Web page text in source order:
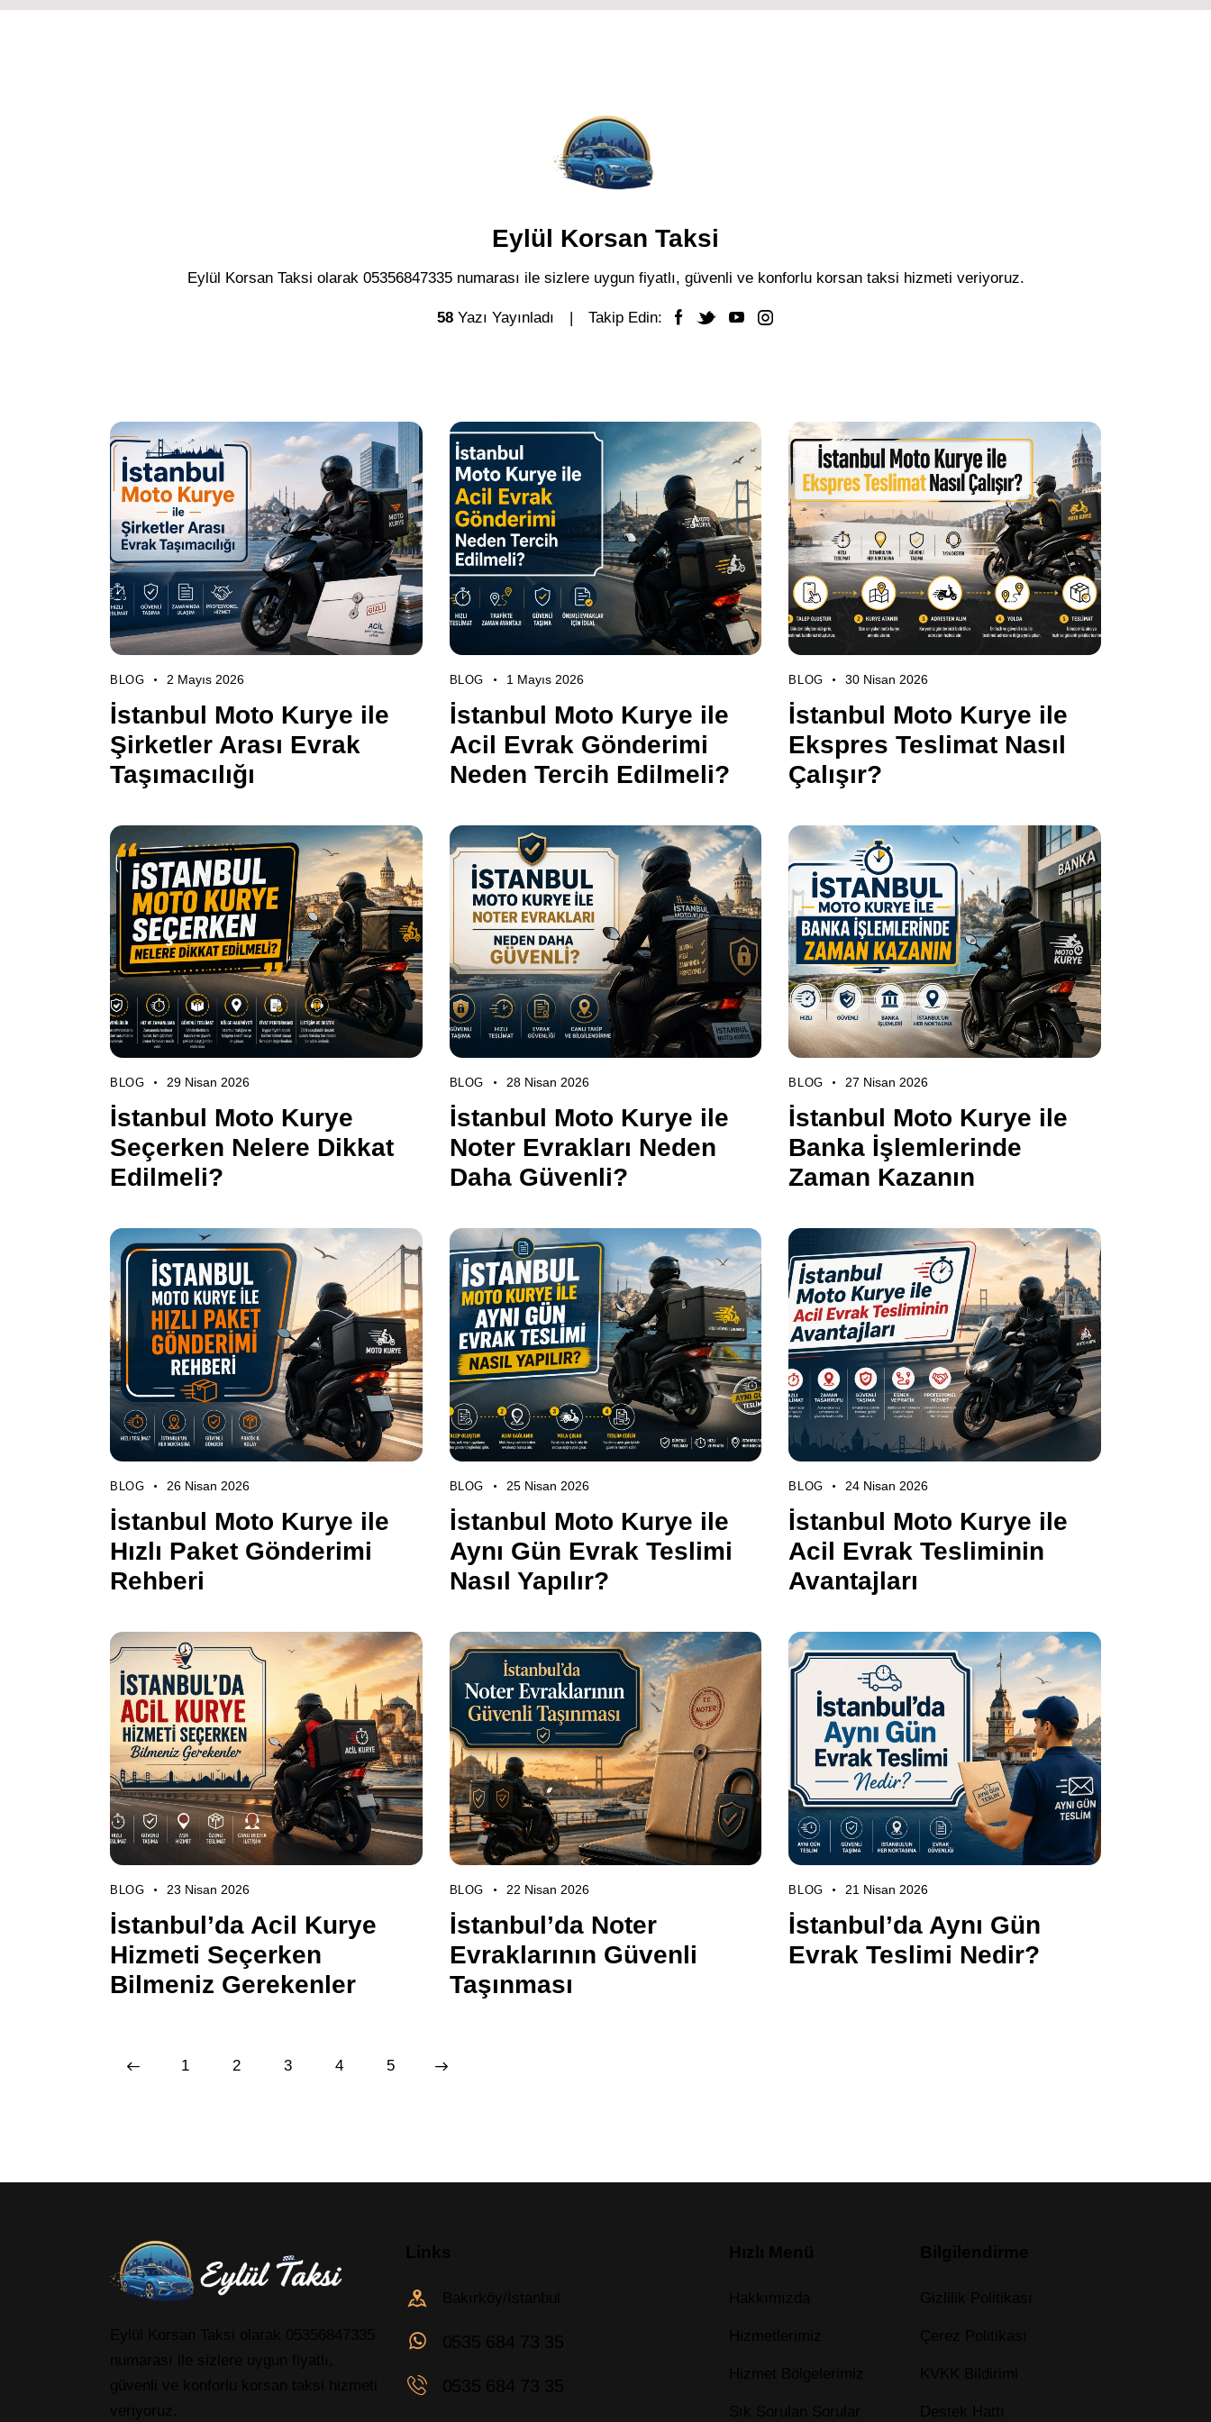
Eylül Korsan Taksi
Eylül Korsan Taksi olarak 05356847335 numarası ile sizlere uygun fiyatlı, güvenli ve konforlu korsan taksi hizmeti veriyoruz.
58 Yazı Yayınladı Takip Edin:
BLOG 2 Mayıs 2026
İstanbul Moto Kurye ile
Şirketler Arası Evrak
Taşımacılığı
BLOG 1 Mayıs 2026
İstanbul Moto Kurye ile
Acil Evrak Gönderimi
Neden Tercih Edilmeli?
BLOG 30 Nisan 2026
İstanbul Moto Kurye ile
Ekspres Teslimat Nasıl
Çalışır?
BLOG 29 Nisan 2026
İstanbul Moto Kurye
Seçerken Nelere Dikkat
Edilmeli?
BLOG 28 Nisan 2026
İstanbul Moto Kurye ile
Noter Evrakları Neden
Daha Güvenli?
BLOG 27 Nisan 2026
İstanbul Moto Kurye ile
Banka İşlemlerinde
Zaman Kazanın
BLOG 26 Nisan 2026
İstanbul Moto Kurye ile
Hızlı Paket Gönderimi
Rehberi
BLOG 25 Nisan 2026
İstanbul Moto Kurye ile
Aynı Gün Evrak Teslimi
Nasıl Yapılır?
BLOG 24 Nisan 2026
İstanbul Moto Kurye ile
Acil Evrak Tesliminin
Avantajları
BLOG 23 Nisan 2026
İstanbul’da Acil Kurye
Hizmeti Seçerken
Bilmeniz Gerekenler
BLOG 22 Nisan 2026
İstanbul’da Noter
Evraklarının Güvenli
Taşınması
BLOG 21 Nisan 2026
İstanbul’da Aynı Gün
Evrak Teslimi Nedir?
1 2 3 4 5